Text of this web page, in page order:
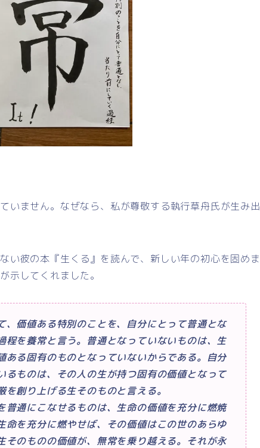
いません。なぜなら、私が尊敬する執行草舟氏が生み出
い彼の本『生くる』を読んで、新しい年の初心を固めま
示してくれました。
、価値ある特別のことを、自分にとって普通とな
程を養常と言う。普通となっていないものは、生
ある固有のものとなっていないからである。自分
るものは、その人の生が持つ固有の価値となって
創り上げる生そのものと言える。
通にこなせるものは、生命の価値を充分に燃焼
命を充分に燃やせば、その価値はこの世のあらゆ
そのものの価値が、無常を乗り越える。それが永